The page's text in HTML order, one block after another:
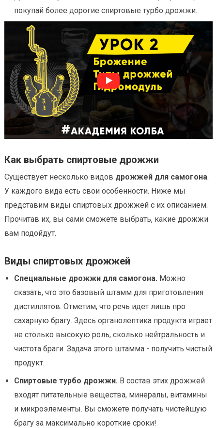
покупай более дорогие спиртовые турбо дрожжи.
Как выбрать спиртовые дрожжи
Существует несколько видов дрожжей для самогона.
У каждого вида есть свои особенности. Ниже мы
представим виды спиртовых дрожжей с их описанием.
Прочитав их, вы сами сможете выбрать, какие дрожжи
вам подойдут.
Виды спиртовых дрожжей
Специальные дрожжи для самогона. Можно
сказать, что это базовый штамм для приготовления
дистиллятов. Отметим, что речь идет лишь про
сахарную брагу. Здесь органолептика продукта играет
не столько высокую роль, сколько нейтральность и
чистота браги. Задача этого штамма - получить чистый
продукт.
Спиртовые турбо дрожжи. В состав этих дрожжей
входят питательные вещества, минералы, витамины
и микроэлементы. Вы сможете получать чистейшую
брагу за максимально короткие сроки!